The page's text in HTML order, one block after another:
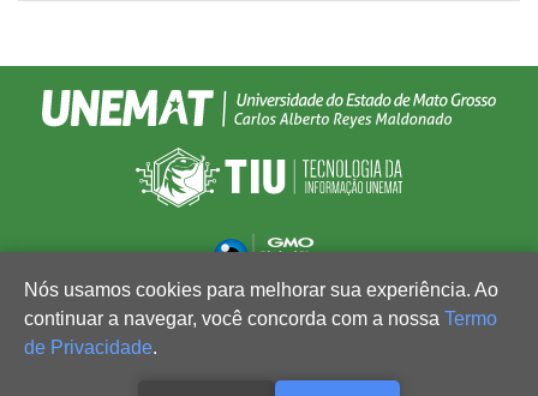
Nós usamos cookies para melhorar sua experiência. Ao
continuar a navegar, você concorda com a nossa Termo
de Privacidade.